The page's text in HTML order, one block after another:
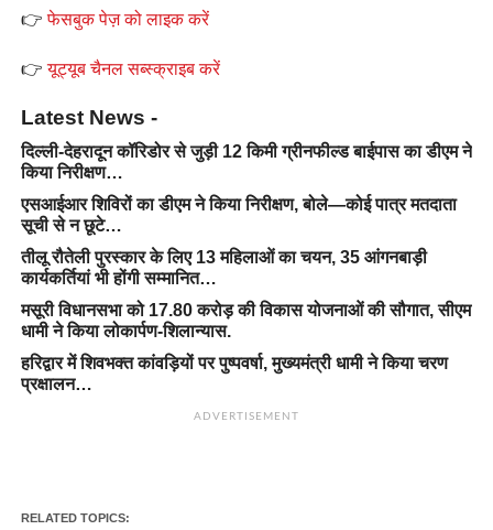
👉फेसबुक पेज़ को लाइक करें
👉यूट्यूब चैनल सब्स्क्राइब करें
Latest News -
दिल्ली-देहरादून कॉरिडोर से जुड़ी 12 किमी ग्रीनफील्ड बाईपास का डीएम ने
किया निरीक्षण…
एसआईआर शिविरों का डीएम ने किया निरीक्षण, बोले—कोई पात्र मतदाता
सूची से न छूटे…
तीलू रौतेली पुरस्कार के लिए 13 महिलाओं का चयन, 35 आंगनबाड़ी
कार्यकर्तियां भी होंगी सम्मानित…
मसूरी विधानसभा को 17.80 करोड़ की विकास योजनाओं की सौगात, सीएम
धामी ने किया लोकार्पण-शिलान्यास.
हरिद्वार में शिवभक्त कांवड़ियों पर पुष्पवर्षा, मुख्यमंत्री धामी ने किया चरण
प्रक्षालन…
ADVERTISEMENT
RELATED TOPICS: